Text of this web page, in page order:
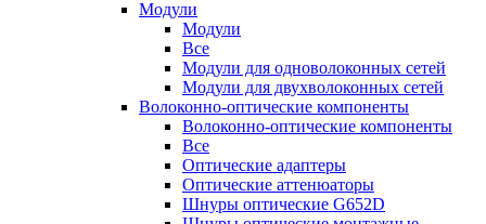
Модули
Модули
Все
Модули для одноволоконных сетей
Модули для двухволоконных сетей
Волоконно-оптические компоненты
Волоконно-оптические компоненты
Все
Оптические адаптеры
Оптические аттенюаторы
Шнуры оптические G652D